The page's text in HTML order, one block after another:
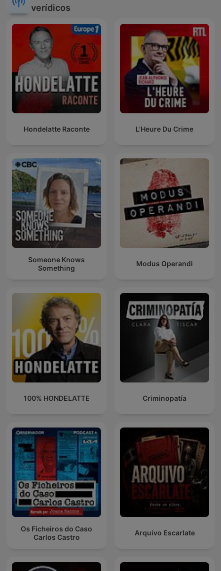
verídicos
Hondelatte Raconte L'Heure Du Crime
Someone Knows
Something
Modus Operandi
100% HONDELATTE Criminopatía
Os Ficheiros do Caso
Carlos Castro
Arquivo Escarlate